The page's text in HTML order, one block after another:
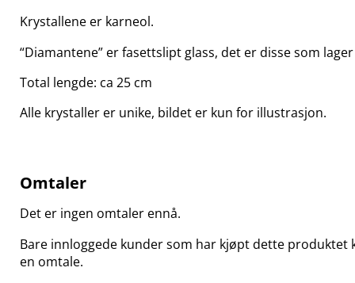
Krystallene er karneol.
“Diamantene” er fasettslipt glass, det er disse som
Total lengde: ca 25 cm
Alle krystaller er unike, bildet er kun for illustrasjon.
Omtaler
Det er ingen omtaler ennå.
Bare innloggede kunder som har kjøpt dette produktet
en omtale.